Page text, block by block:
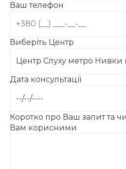
Ваш телефон
Виберіть Центр
Дата консультації
Коротко про Ваш запит та
Вам корисними